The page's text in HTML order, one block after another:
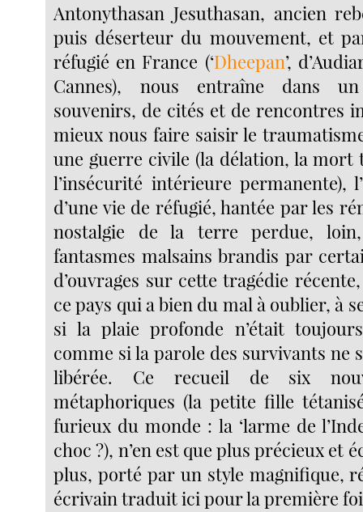
Antonythasan Jesuthasan, ancien
puis déserteur du mouvement, et
réfugié en France (‘Dheepan’,
Cannes), nous entraîne dans
souvenirs, de cités et de rencontres
mieux nous faire saisir le
une guerre civile (la délation, la mort
l’insécurité intérieure permanente),
d’une vie de réfugié, hantée par les
nostalgie de la terre perdue,
fantasmes malsains brandis par
d’ouvrages sur cette tragédie
ce pays qui a bien du mal à oublier, à
si la plaie profonde n’était
comme si la parole des survivants ne
libérée. Ce recueil de six
métaphoriques (la petite fille
furieux du monde : la ‘larme de
choc ?), n’en est que plus précieux et
plus, porté par un style magnifique,
écrivain traduit ici pour la première